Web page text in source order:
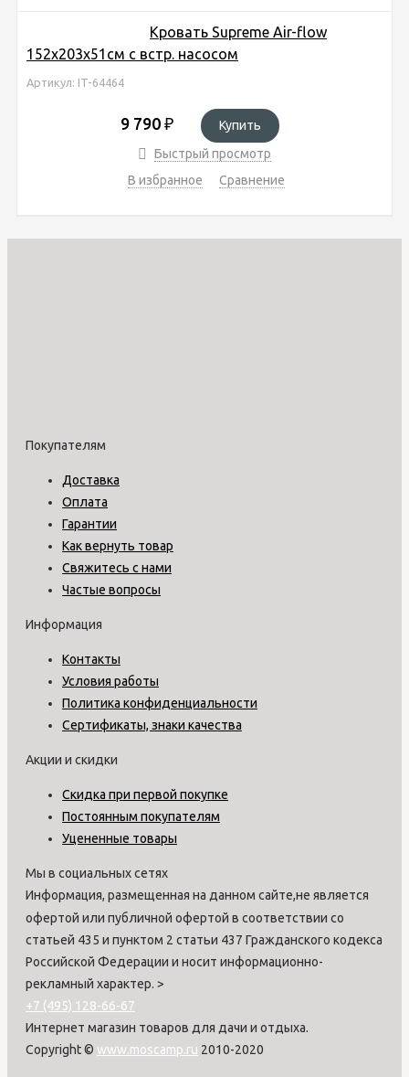
Кровать Supreme Air-flow
152х203х51см с встр. насосом
Артикул: IT-64464
9 790 ₽
Купить
Быстрый просмотр
В избранное
Сравнение
Покупателям
Доставка
Оплата
Гарантии
Как вернуть товар
Свяжитесь с нами
Частые вопросы
Информация
Контакты
Условия работы
Политика конфиденциальности
Сертификаты, знаки качества
Акции и скидки
Скидка при первой покупке
Постоянным покупателям
Уцененные товары
Мы в социальных сетях
Информация, размещенная на данном сайте,не является
офертой или публичной офертой в соответствии со
статьей 435 и пунктом 2 статьи 437 Гражданского кодекса
Российской Федерации и носит информационно-
рекламный характер. >
+7 (495) 128-66-67
Интернет магазин товаров для дачи и отдыха.
Copyright © www.moscamp.ru 2010-2020